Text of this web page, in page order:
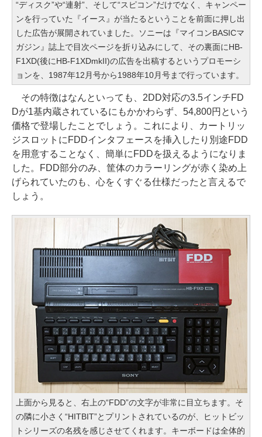
“ディスク”や“連射”、そして“スピコン”だけでなく、キャンペー
ンを行っていた『イース』が当たるということを前面に押し出
した広告が展開されていました。ソニーは『マイコンBASICマ
ガジン』誌上で目次ページを折り込みにして、その裏面にHB-
F1XD(後にHB-F1XDmkII)の広告を出稿するというプロモーシ
ョンを、1987年12月号から1988年10月号まで行っています。
その特徴はなんといっても、2DD対応の3.5インチFD
Dが1基内蔵されているにもかかわらず、54,800円という
価格で登場したことでしょう。これにより、カートリッ
ジスロットにFDDインタフェースを挿入したり別途FDD
を用意することなく、簡単にFDDを扱えるようになりま
した。FDD部分のみ、筐体のカラーリングが赤く染め上
げられていたのも、心をくすぐる仕様だったと言えるで
しょう。
上面から見ると、右上の“FDD”の文字が非常に目立ちます。そ
の隣に小さく“HITBIT”とプリントされているのが、ヒットビッ
トシリーズの名残を感じさせてくれます。キーボードは全体的